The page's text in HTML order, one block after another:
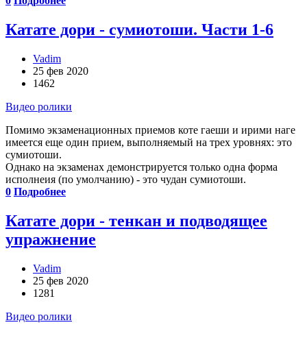
Катате дори - сумиотоши. Части 1-6
Vadim
25 фев 2020
1462
Видео ролики
Помимо экзаменационных приемов коте гаеши и ирими наге
имеется еще один прием, выполняемый на трех уровнях: это
сумиотоши.
Однако на экзаменах демонстрируется только одна форма
исполнеия (по умолчанию) - это чудан сумиотоши.
0 Подробнее
Катате дори - тенкан и подводящее
упражнение
Vadim
25 фев 2020
1281
Видео ролики